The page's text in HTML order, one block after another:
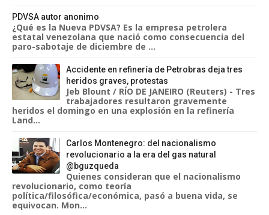
PDVSA autor anonimo
¿Qué es la Nueva PDVSA? Es la empresa petrolera
estatal venezolana que nació como consecuencia del
paro-sabotaje de diciembre de ...
Accidente en refinería de Petrobras deja tres
heridos graves, protestas
Jeb Blount / RÍO DE JANEIRO (Reuters) - Tres
trabajadores resultaron gravemente
heridos el domingo en una explosión en la refinería
Land...
Carlos Montenegro: del nacionalismo
revolucionario a la era del gas natural
@bguzqueda
Quienes consideran que el nacionalismo
revolucionario, como teoría
política/filosófica/económica, pasó a buena vida, se
equivocan. Mon...